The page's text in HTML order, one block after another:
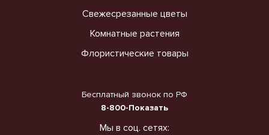
Свежесрезанные цветы
Комнатные растения
Флористические товары
Бесплатный звонок по РФ
8-800-Показать
Мы в соц. сетях: